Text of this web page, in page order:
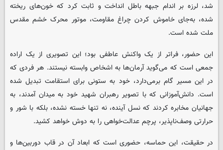
شد، لرزه بر اندام جبهه باطل انداخت و ثابت کرد که خون‌های ریخته
شده، به‌جای خاموش کردن چراغ مقاومت، موتور محرک خشم مقدس
ملت شده است.
این حضور، فراتر از یک واکنش عاطفی بود؛ این تصویری از یک اراده
جمعی است که می‌گوید آرمان‌ها به اشخاص وابسته نیستند. هر فردی که
در این مسیر گام برمی‌دارد، خود به ستونی برای استقامت تبدیل شده
است. دانش‌آموزانی که با تصویر رهبران شهید خود به میدان آمدند، به
جهانیان مخابره کردند که نسل آینده، نه تنها خسته نشده، بلکه با شور و
حرارتی وصف‌ناپذیر، پرچم عدالت‌خواهی را به دوش خواهد کشید.
در حقیقت، این حماسه، حضوری است که ابعاد آن در قاب دوربین‌ها و